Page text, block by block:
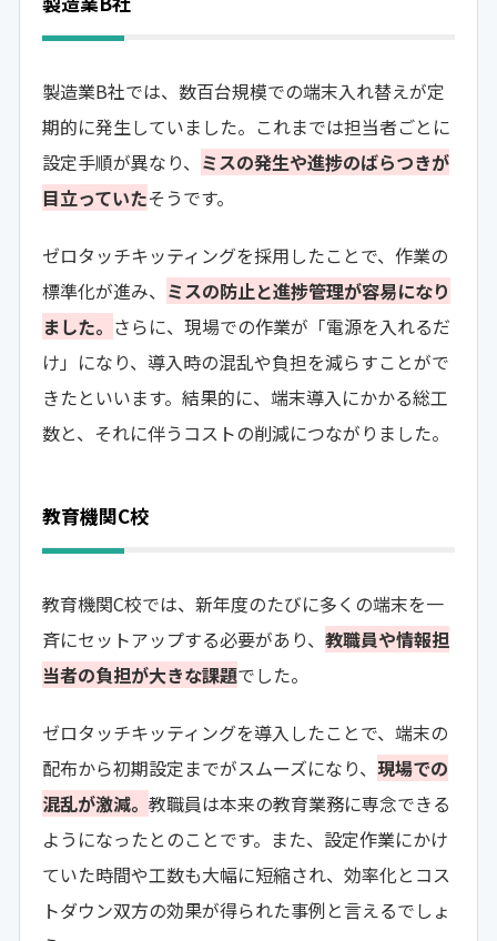
製造業B社では、数百台規模での端末入れ替えが定
期的に発生していました。これまでは担当者ごとに
設定手順が異なり、 ミスの発生や進捗のばらつきが
目立っていたそうです。
ゼロタッチキッティングを採用したことで、作業の
標準化が進み、 ミスの防止と進捗管理が容易になり
ました。 さらに、現場での作業が「電源を入れるだ
け」になり、導入時の混乱や負担を減らすことがで
きたといいます。結果的に、端末導入にかかる総工
数と、それに伴うコストの削減につながりました。
教育機関C校
教育機関C校では、新年度のたびに多くの端末を一
斉にセットアップする必要があり、 教職員や情報担
当者の負担が大きな課題でした。
ゼロタッチキッティングを導入したことで、端末の
配布から初期設定までがスムーズになり、 現場での
混乱が激減。 教職員は本来の教育業務に専念できる
ようになったとのことです。また、設定作業にかけ
ていた時間や工数も大幅に短縮され、効率化とコス
トダウン双方の効果が得られた事例と言えるでしょ